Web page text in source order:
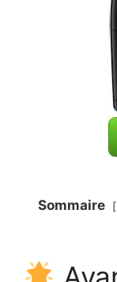
Sommaire